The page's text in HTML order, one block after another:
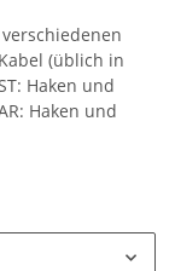
(üblich in
Haken und
Haken und